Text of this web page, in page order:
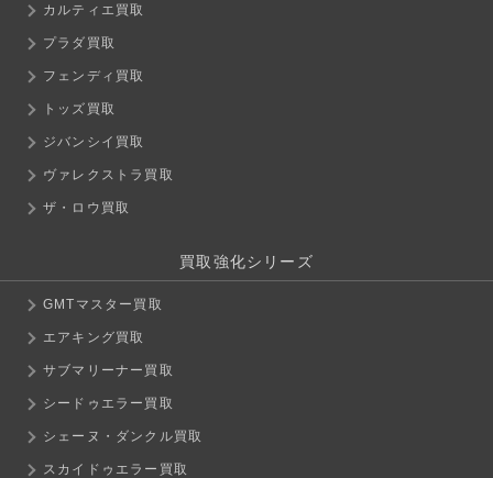
カルティエ買取
プラダ買取
フェンディ買取
トッズ買取
ジバンシイ買取
ヴァレクストラ買取
ザ・ロウ買取
買取強化シリーズ
GMTマスター買取
エアキング買取
サブマリーナー買取
シードゥエラー買取
シェーヌ・ダンクル買取
スカイドゥエラー買取